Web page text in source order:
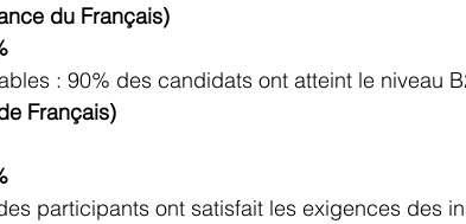
du Français)
: 90% des candidats ont atteint le niveau
Français)
participants ont satisfait les exigences des